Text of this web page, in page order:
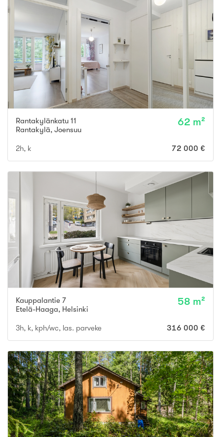
Rantakylänkatu 11
Rantakylä, Joensuu
62 m²
2h, k 72 000 €
Kauppalantie 7
Etelä-Haaga, Helsinki
58 m²
3h, k, kph/wc, las. parveke 316 000 €